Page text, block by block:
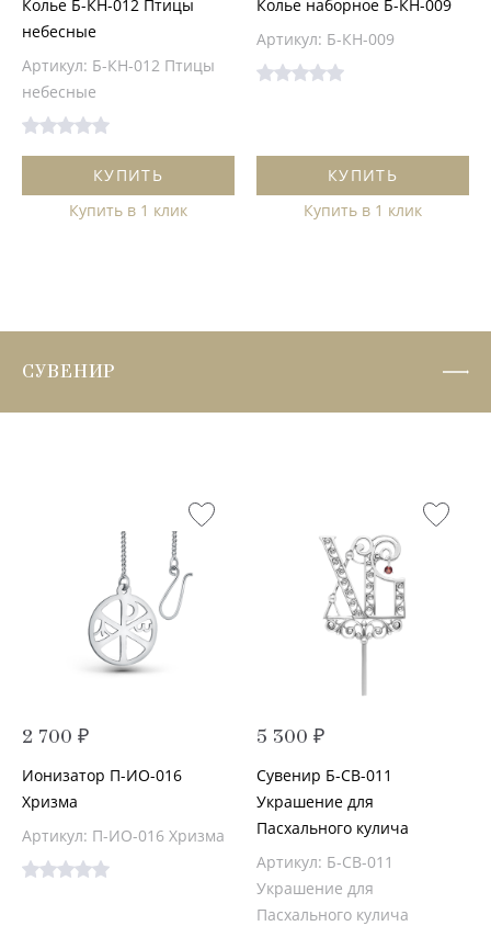
Колье Б-КН-012 Птицы
небесные
Артикул: Б-КН-012 Птицы
небесные
КУПИТЬ
Купить в 1 клик
Колье наборное Б-КН-009
Артикул: Б-КН-009
КУПИТЬ
Купить в 1 клик
СУВЕНИР
2 700 ₽
Ионизатор П-ИО-016
Хризма
Артикул: П-ИО-016 Хризма
5 300 ₽
Сувенир Б-СВ-011
Украшение для
Пасхального кулича
Артикул: Б-СВ-011
Украшение для
Пасхального кулича